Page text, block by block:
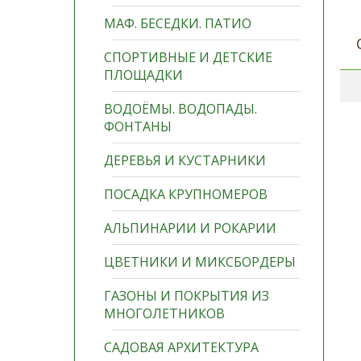
МАФ. БЕСЕДКИ. ПАТИО
СПОРТИВНЫЕ И ДЕТСКИЕ
ПЛОЩАДКИ
ВОДОЁМЫ. ВОДОПАДЫ.
ФОНТАНЫ
ДЕРЕВЬЯ И КУСТАРНИКИ
ПОСАДКА КРУПНОМЕРОВ
АЛЬПИНАРИИ И РОКАРИИ
ЦВЕТНИКИ И МИКСБОРДЕРЫ
ГАЗОНЫ И ПОКРЫТИЯ ИЗ
МНОГОЛЕТНИКОВ
САДОВАЯ АРХИТЕКТУРА